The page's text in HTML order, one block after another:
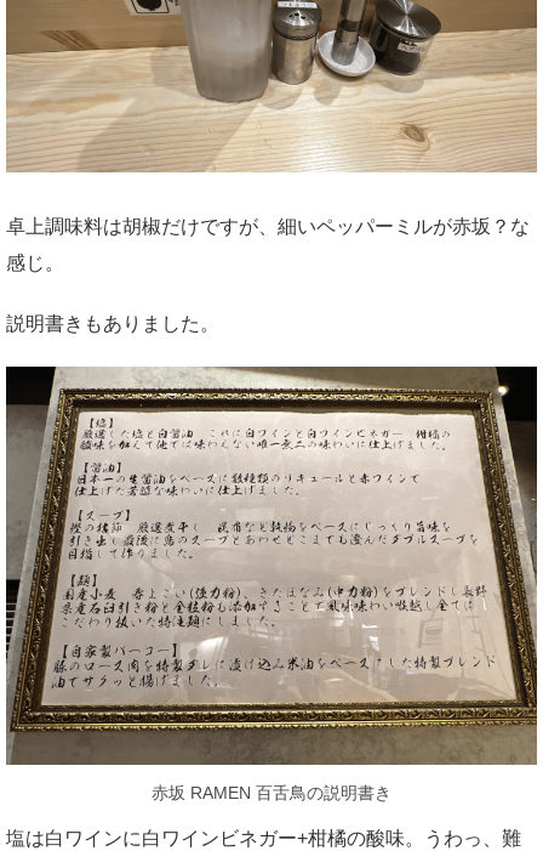
卓上調味料は胡椒だけですが、細いペッパーミルが赤坂？な
感じ。
説明書きもありました。
赤坂 RAMEN 百舌鳥の説明書き
塩は白ワインに白ワインビネガー+柑橘の酸味。うわっ、難